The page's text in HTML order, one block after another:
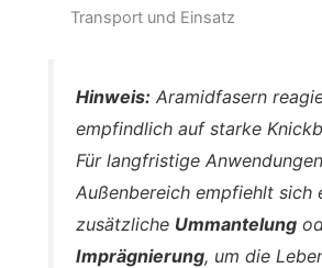
Transport und Einsatz
Hinweis: Aramidfasern
empfindlich auf starke
Für langfristige
Außenbereich empfiehlt sich
zusätzliche Ummantelung
Imprägnierung, um die